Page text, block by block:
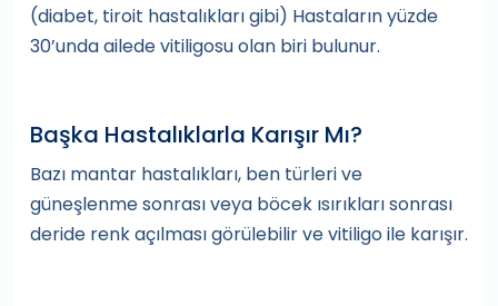
(diabet, tiroit hastalıkları gibi) Hastaların yüzde
30’unda ailede vitiligosu olan biri bulunur.
Başka Hastalıklarla Karışır Mı?
Bazı mantar hastalıkları, ben türleri ve
güneşlenme sonrası veya böcek ısırıkları sonrası
deride renk açılması görülebilir ve vitiligo ile karışır.